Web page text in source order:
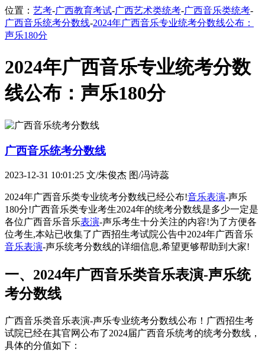
位置： 艺考-广西教育考试-广西艺术类统考-广西音乐类统考-
广西音乐统考分数线-2024年广西音乐专业统考分数线公布：
声乐180分
2024年广西音乐专业统考分数
线公布：声乐180分
广西音乐统考分数线
2023-12-31 10:01:25 文/朱俊杰 图/冯诗蕊
2024年广西音乐类专业统考分数线已经公布!音乐表演 -声乐
180分!广西音乐类专业考生2024年的统考分数线是多少一定是
各位广西音乐音乐表演 -声乐考生十分关注的内容!为了方便各
位考生,本站已收集了广西招生考试院公告中2024年广西音乐
音乐表演 -声乐统考分数线的详细信息,希望更够帮助到大家!
一、2024年广西音乐类音乐表演-声乐统
考分数线
广西音乐类音乐表演-声乐专业统考分数线公布！广西招生考
试院已经在其官网公布了2024届广西音乐统考的统考分数线，
具体的分值如下：